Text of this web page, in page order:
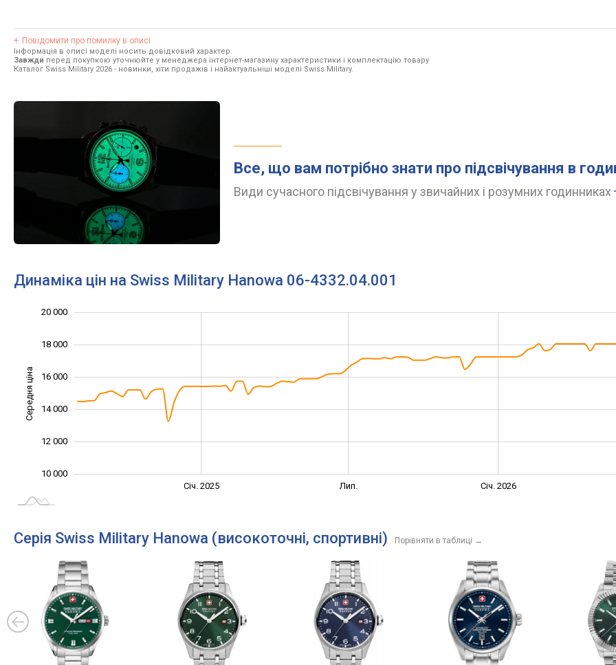
Повідомити про помилку в описі
Інформація в описі моделі носить довідковий характер.
Завжди перед покупкою уточнюйте у менеджера інтернет-магазину характеристики і комплектацію товару
Каталог Swiss Military 2026 - новинки, хіти продажів і найактуальніші моделі Swiss Military.
Все, що вам потрібно знати про підсвічування в
Види сучасного підсвічування у звичайних і розумних годинниках
Динаміка цін на Swiss Military Hanowa 06-4332.04.001
Середня ціна
10 000
12 000
14 000
16 000
18 000
20 000
Січ. 2025 Лип. Січ. 2026
Серія Swiss Military Hanowa (високоточні, спортивні) Порівняти в таблиці →